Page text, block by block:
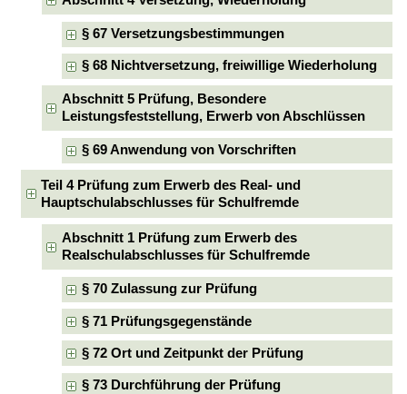
§ 67 Versetzungsbestimmungen
§ 68 Nichtversetzung, freiwillige Wiederholung
Abschnitt 5 Prüfung, Besondere
Leistungsfeststellung, Erwerb von Abschlüssen
§ 69 Anwendung von Vorschriften
Teil 4 Prüfung zum Erwerb des Real- und
Hauptschulabschlusses für Schulfremde
Abschnitt 1 Prüfung zum Erwerb des
Realschulabschlusses für Schulfremde
§ 70 Zulassung zur Prüfung
§ 71 Prüfungsgegenstände
§ 72 Ort und Zeitpunkt der Prüfung
§ 73 Durchführung der Prüfung